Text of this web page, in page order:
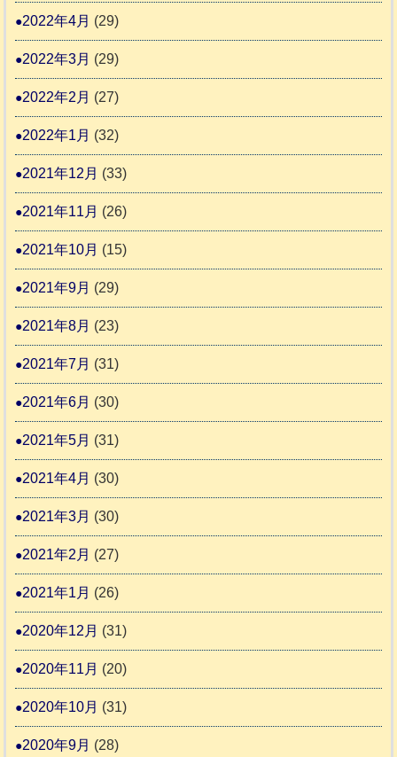
2022年4月 (29)
2022年3月 (29)
2022年2月 (27)
2022年1月 (32)
2021年12月 (33)
2021年11月 (26)
2021年10月 (15)
2021年9月 (29)
2021年8月 (23)
2021年7月 (31)
2021年6月 (30)
2021年5月 (31)
2021年4月 (30)
2021年3月 (30)
2021年2月 (27)
2021年1月 (26)
2020年12月 (31)
2020年11月 (20)
2020年10月 (31)
2020年9月 (28)